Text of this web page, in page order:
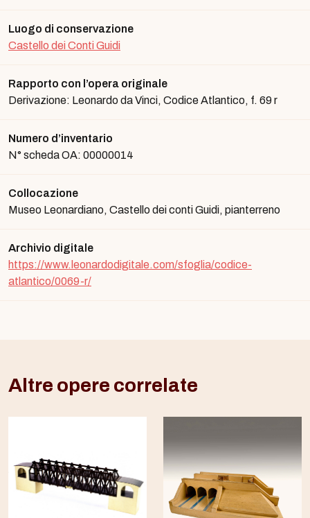
Luogo di conservazione
Castello dei Conti Guidi
Rapporto con l’opera originale
Derivazione: Leonardo da Vinci, Codice Atlantico, f. 69 r
Numero d’inventario
N° scheda OA: 00000014
Collocazione
Museo Leonardiano, Castello dei conti Guidi, pianterreno
Archivio digitale
https://www.leonardodigitale.com/sfoglia/codice-
atlantico/0069-r/
Altre opere correlate